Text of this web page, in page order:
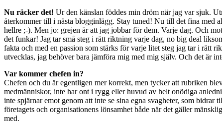
Nu räcker det! Ur den känslan föddes min dröm när jag var sjuk.
återkommer till i nästa blogginlägg. Stay tuned! Nu till det fina med
hellre ;-). Men jo: grejen är att jag jobbar för dem. Varje dag. Och
det funkar! Jag tar små steg i rätt riktning varje dag, no big deal
fakta och med en passion som stärks för varje litet steg jag tar i rätt
utvecklas, jag behöver bara jämföra mig med mig själv. Och det är
Var kommer chefen in?
Chefen och du är egentligen mer korrekt, men tycker att rubriken
medmänniskor, inte har ont i rygg eller huvud av helt onödiga
inte spjärnar emot genom att inte se sina egna svagheter, som
företagets och organisationens lönsamhet både när det gäller
med.